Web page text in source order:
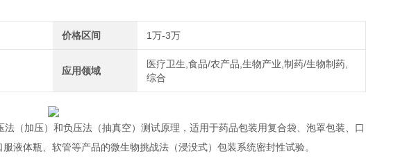
价格区间 1万-3万
应用领域
医疗卫生,食品/农产品,生物产业,制药/生物制药,
综合
法（加压）和负压法（抽真空）测试原理，适用于药品包装用复合袋、泡罩包装、口
液体瓶、软管等产品的微生物挑战法（浸没式）包装系统密封性试验。